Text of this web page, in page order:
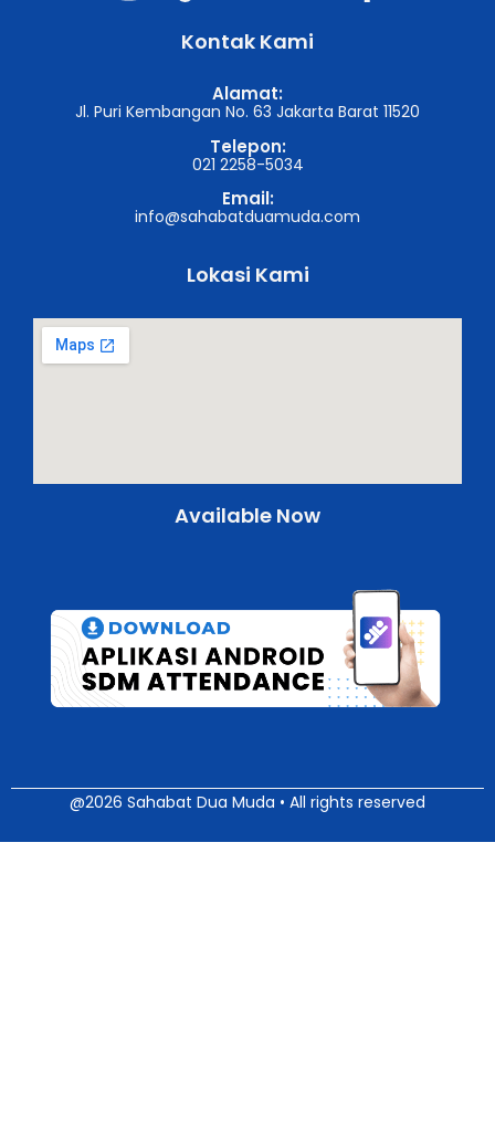
Kontak Kami
Alamat:
Jl. Puri Kembangan No. 63 Jakarta Barat 11520
Telepon:
021 2258-5034
Email:
info@sahabatduamuda.com
Lokasi Kami
Available Now
@2026 Sahabat Dua Muda • All rights reserved